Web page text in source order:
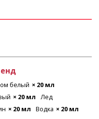
белый × 20 мл
× 20 мл
Лед
× 20 мл Водка × 20 мл